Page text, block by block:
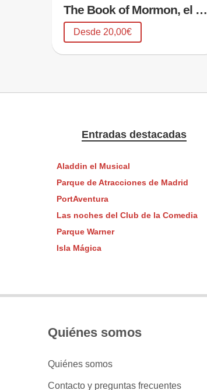
The Book of Mormon, el musical
Desde 20,00€
Entradas destacadas
Aladdin el Musical
Parque de Atracciones de Madrid
PortAventura
Las noches del Club de la Comedia
Parque Warner
Isla Mágica
Quiénes somos
Quiénes somos
Contacto y preguntas frecuentes